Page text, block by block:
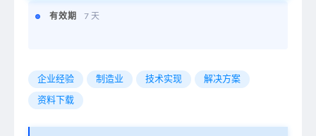
有效期 7 天
企业经验 制造业 技术实现 解决方案
资料下载